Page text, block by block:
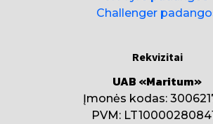
Challenger
Rekvizitai
UAB «Maritum»
Įmonės kodas:
PVM: